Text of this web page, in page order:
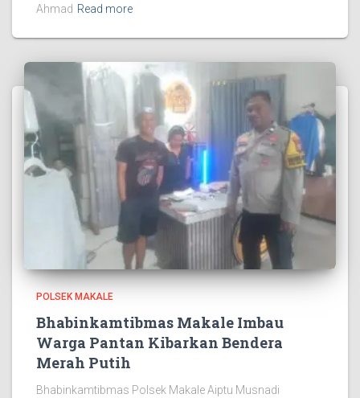
Ahmad Read more
POLSEK MAKALE
Bhabinkamtibmas Makale Imbau
Warga Pantan Kibarkan Bendera
Merah Putih
Bhabinkamtibmas Polsek Makale Aiptu Musnadi